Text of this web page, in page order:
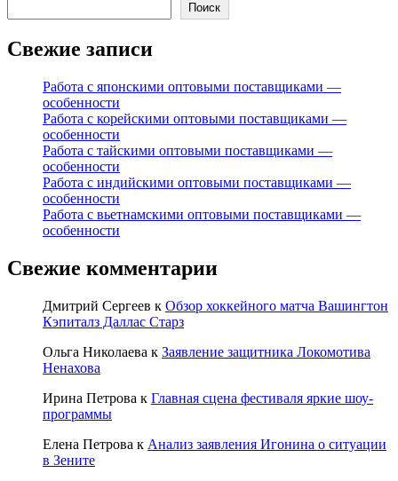
Поиск
Свежие записи
Работа с японскими оптовыми поставщиками —
особенности
Работа с корейскими оптовыми поставщиками —
особенности
Работа с тайскими оптовыми поставщиками —
особенности
Работа с индийскими оптовыми поставщиками —
особенности
Работа с вьетнамскими оптовыми поставщиками —
особенности
Свежие комментарии
Дмитрий Сергеев к Обзор хоккейного матча Вашингтон
Кэпиталз Даллас Старз
Ольга Николаева к Заявление защитника Локомотива
Ненахова
Ирина Петрова к Главная сцена фестиваля яркие шоу-
программы
Елена Петрова к Анализ заявления Игонина о ситуации
в Зените